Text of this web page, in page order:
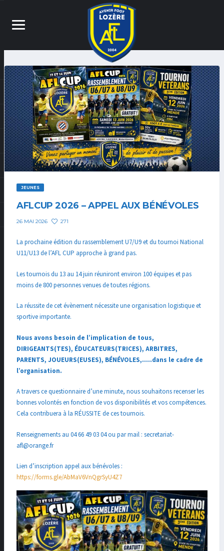
JEUNES
AFLCUP 2026 – APPEL AUX BÉNÉVOLES
26 MAI 2026 271
La prochaine édition du rassemblement U7/U9 et du tournoi National
U11/U13 de l’AFL CUP approche à grand pas.
Les tournois du 13 au 14 juin réuniront environ 100 équipes et pas
moins de 800 personnes venues de toutes régions.
La réussite de cet évènement nécessite une organisation logistique et
sportive importante.
Nous avons besoin de l’implication de tous,
DIRIGEANTS(TES), ÉDUCATEURS(TRICES), ARBITRES,
PARENTS, JOUEURS(EUSES), BÉNÉVOLES,…..dans le cadre de
l’organisation.
A travers ce questionnaire d’une minute, nous souhaitons recenser les
bonnes volontés en fonction de vos disponibilités et vos compétences.
Cela contribuera à la RÉUSSITE de ces tournois.
‍Renseignements au 04 66 49 03 04 ou par mail : secretariat-
afl@orange.fr
Lien d’inscription appel aux bénévoles :
https://forms.gle/AbMaV6VnQgrSyU4Z7